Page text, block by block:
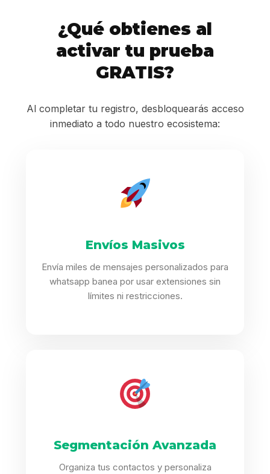
¿Qué obtienes al
activar tu prueba
GRATIS?
Al completar tu registro, desbloquearás acceso
inmediato a todo nuestro ecosistema:
Envíos Masivos
Envía miles de mensajes personalizados para
whatsapp banea por usar extensiones sin
límites ni restricciones.
Segmentación Avanzada
Organiza tus contactos y personaliza